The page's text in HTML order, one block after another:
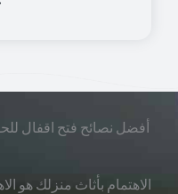
أفضل نصائح فتح اقفال
الاهتمام بأثاث منزلك هو